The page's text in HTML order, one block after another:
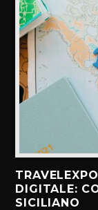
DIGITALE:
SICILIANO